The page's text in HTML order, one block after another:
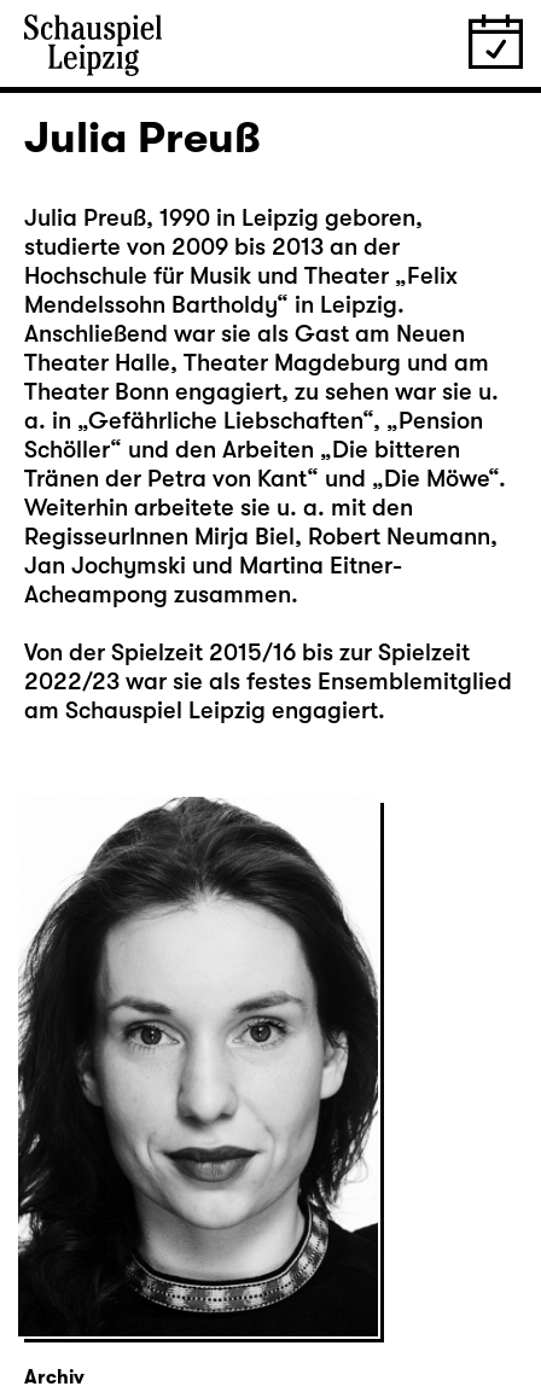
Julia Preuß
Julia Preuß, 1990 in Leipzig geboren,
studierte von 2009 bis 2013 an der
Hochschule für Musik und Theater „Felix
Mendelssohn Bartholdy“ in Leipzig.
Anschließend war sie als Gast am Neuen
Theater Halle, Theater Magdeburg und am
Theater Bonn engagiert, zu sehen war sie u.
a. in „Gefährliche Liebschaften“, „Pension
Schöller“ und den Arbeiten „Die bitteren
Tränen der Petra von Kant“ und „Die Möwe“.
Weiterhin arbeitete sie u. a. mit den
RegisseurInnen Mirja Biel, Robert Neumann,
Jan Jochymski und Martina Eitner-
Acheampong zusammen.
Von der Spielzeit 2015/16 bis zur Spielzeit
2022/23 war sie als festes Ensemblemitglied
am Schauspiel Leipzig engagiert.
Archiv